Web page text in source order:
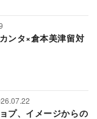
ンタ×倉本美津留対
プ、イメージからの